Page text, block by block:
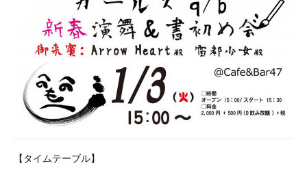
【タイムテーブル】